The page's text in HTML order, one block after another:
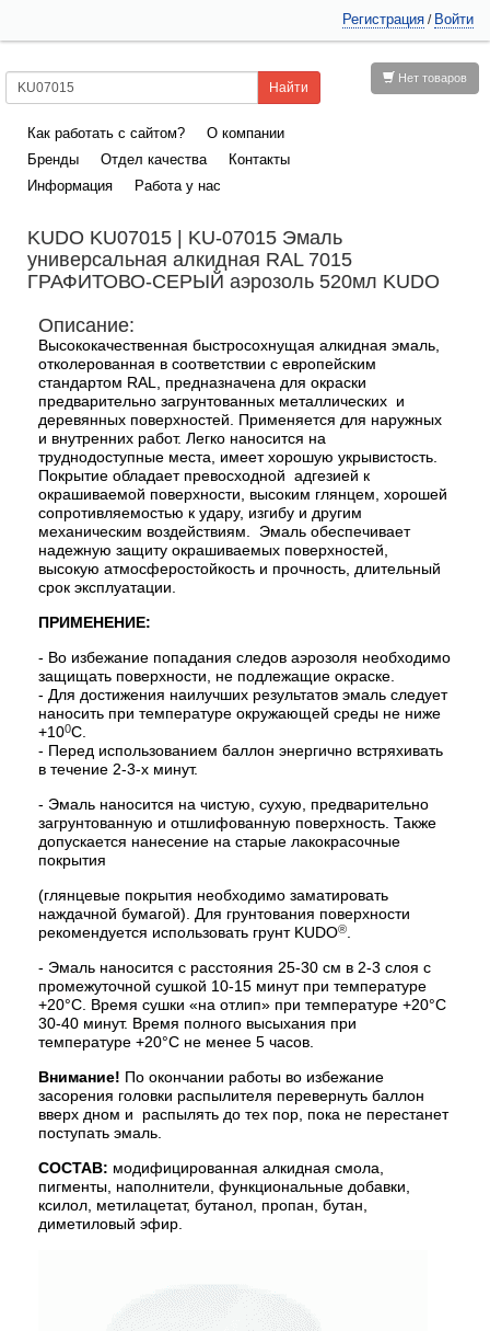
Регистрация / Войти
Нет товаров
Как работать с сайтом?
О компании
Бренды
Отдел качества
Контакты
Информация
Работа у нас
KUDO KU07015 | KU-07015 Эмаль
универсальная алкидная RAL 7015
ГРАФИТОВО-СЕРЫЙ аэрозоль 520мл KUDO
Описание:
Высококачественная быстросохнущая алкидная эмаль,
отколерованная в соответствии с европейским
стандартом RAL, предназначена для окраски
предварительно загрунтованных металлических и
деревянных поверхностей. Применяется для наружных
и внутренних работ. Легко наносится на
труднодоступные места, имеет хорошую укрывистость.
Покрытие обладает превосходной адгезией к
окрашиваемой поверхности, высоким глянцем, хорошей
сопротивляемостью к удару, изгибу и другим
механическим воздействиям. Эмаль обеспечивает
надежную защиту окрашиваемых поверхностей,
высокую атмосферостойкость и прочность, длительный
срок эксплуатации.
ПРИМЕНЕНИЕ:
- Во избежание попадания следов аэрозоля необходимо
защищать поверхности, не подлежащие окраске.
- Для достижения наилучших результатов эмаль следует
наносить при температуре окружающей среды не ниже
+100С.
- Перед использованием баллон энергично встряхивать
в течение 2-3-х минут.
- Эмаль наносится на чистую, сухую, предварительно
загрунтованную и отшлифованную поверхность. Также
допускается нанесение на старые лакокрасочные
покрытия
(глянцевые покрытия необходимо заматировать
наждачной бумагой). Для грунтования поверхности
рекомендуется использовать грунт KUDO®
- Эмаль наносится с расстояния 25-30 см в 2-3 слоя с
промежуточной сушкой 10-15 минут при температуре
+20°С. Время сушки «на отлип» при температуре +20°С
30-40 минут. Время полного высыхания при
температуре +20°С не менее 5 часов.
Внимание! По окончании работы во избежание
засорения головки распылителя перевернуть баллон
вверх дном и распылять до тех пор, пока не перестанет
поступать эмаль.
СОСТАВ: модифицированная алкидная смола,
пигменты, наполнители, функциональные добавки,
ксилол, метилацетат, бутанол, пропан, бутан,
диметиловый эфир.